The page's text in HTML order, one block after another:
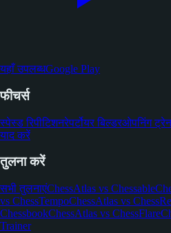
यहाँ उपलब्धGoogle Play
फीचर्स
स्पेस्ड रिपीटिशनरेपर्टोयर बिल्डरओपनिंग
याद करें
तुलना करें
सभी तुलनाएंChessAtlas vs Chessable
vs ChessTempoChessAtlas vs
ChessbookChessAtlas vs ChessFlare
Trainer